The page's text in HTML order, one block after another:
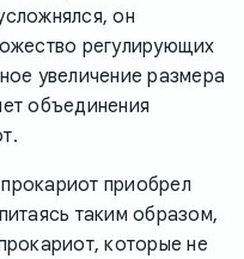
он
регулирующих
увеличение размера
объединения
приобрел
таким образом,
которые не